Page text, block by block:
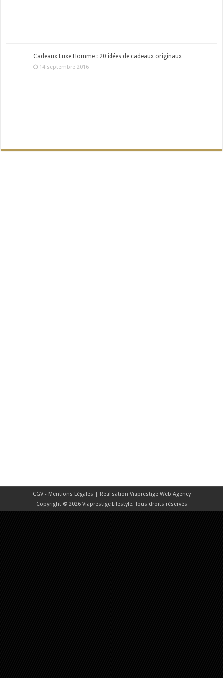
Cadeaux Luxe Homme : 20 idées de cadeaux originaux
14 septembre 2016
CGV - Mentions Légales | Réalisation Viaprestige Web Agency
Copyright © 2026 Viaprestige Lifestyle, Tous droits réservés